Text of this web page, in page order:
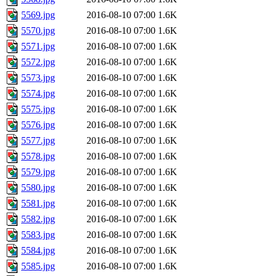
5569.jpg
2016-08-10 07:00 1.6K
5570.jpg
2016-08-10 07:00 1.6K
5571.jpg
2016-08-10 07:00 1.6K
5572.jpg
2016-08-10 07:00 1.6K
5573.jpg
2016-08-10 07:00 1.6K
5574.jpg
2016-08-10 07:00 1.6K
5575.jpg
2016-08-10 07:00 1.6K
5576.jpg
2016-08-10 07:00 1.6K
5577.jpg
2016-08-10 07:00 1.6K
5578.jpg
2016-08-10 07:00 1.6K
5579.jpg
2016-08-10 07:00 1.6K
5580.jpg
2016-08-10 07:00 1.6K
5581.jpg
2016-08-10 07:00 1.6K
5582.jpg
2016-08-10 07:00 1.6K
5583.jpg
2016-08-10 07:00 1.6K
5584.jpg
2016-08-10 07:00 1.6K
5585.jpg
2016-08-10 07:00 1.6K